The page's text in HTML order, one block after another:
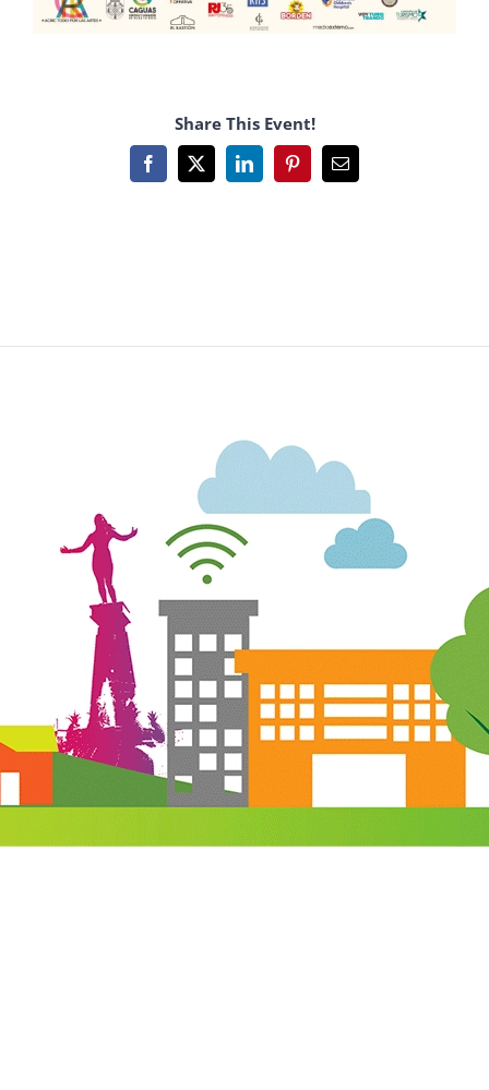
Share This Event!
Facebook
X LinkedInPinterestEmail